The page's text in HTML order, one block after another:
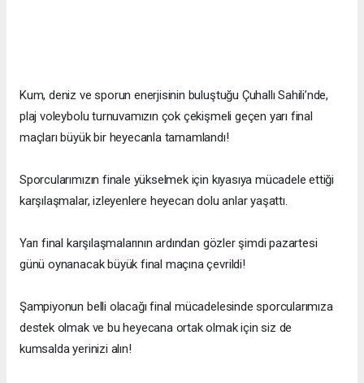
Kum, deniz ve sporun enerjisinin buluştuğu Çuhallı Sahili’nde,
plaj voleybolu turnuvamızın çok çekişmeli geçen yarı final
maçları büyük bir heyecanla tamamlandı!
Sporcularımızın finale yükselmek için kıyasıya mücadele ettiği
karşılaşmalar, izleyenlere heyecan dolu anlar yaşattı.
Yarı final karşılaşmalarının ardından gözler şimdi pazartesi
günü oynanacak büyük final maçına çevrildi!
Şampiyonun belli olacağı final mücadelesinde sporcularımıza
destek olmak ve bu heyecana ortak olmak için siz de
kumsalda yerinizi alın!